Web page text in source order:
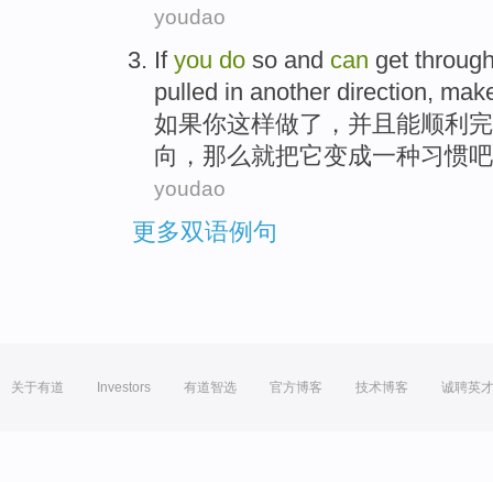
youdao
If you do so and can get
pulled in another direction,
如果你这样做了， 并且 能顺利
向 ，那么就把它变成一种习惯
youdao
更多双语例句
关于有道 Investors 有道智选 官方博客 技术博客 诚聘英才